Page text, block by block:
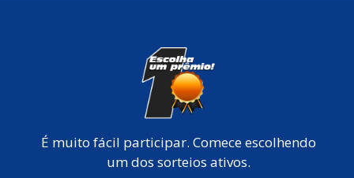
É muito fácil participar. Comece escolhendo
um dos sorteios ativos.